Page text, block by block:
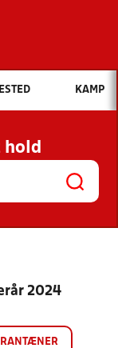
vil du søge efter?
NYHEDER
OG
KAMP
hold
2024